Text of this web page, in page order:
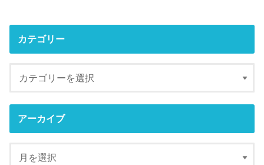
カテゴリー
アーカイブ